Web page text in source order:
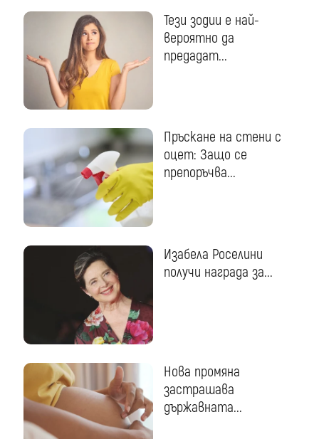
Тези зодии е най-
вероятно да
предадат...
Пръскане на стени с
оцет: Защо се
препоръчва...
Изабела Роселини
получи награда за...
Нова промяна
застрашава
държавната...